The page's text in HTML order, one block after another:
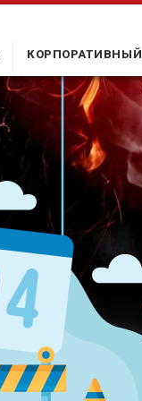
КОРПОРАТИВНЫЙ